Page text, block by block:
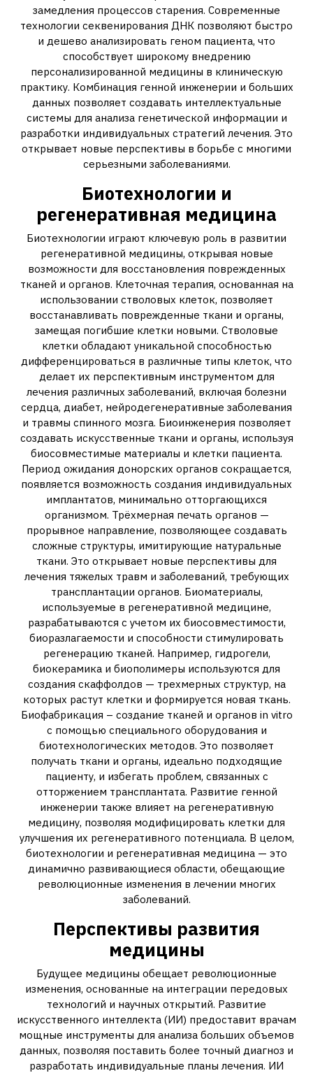
замедления процессов старения. Современные
технологии секвенирования ДНК позволяют быстро
и дешево анализировать геном пациента, что
способствует широкому внедрению
персонализированной медицины в клиническую
практику. Комбинация генной инженерии и больших
данных позволяет создавать интеллектуальные
системы для анализа генетической информации и
разработки индивидуальных стратегий лечения. Это
открывает новые перспективы в борьбе с многими
серьезными заболеваниями.
Биотехнологии и
регенеративная медицина
Биотехнологии играют ключевую роль в развитии
регенеративной медицины, открывая новые
возможности для восстановления поврежденных
тканей и органов. Клеточная терапия, основанная на
использовании стволовых клеток, позволяет
восстанавливать поврежденные ткани и органы,
замещая погибшие клетки новыми. Стволовые
клетки обладают уникальной способностью
дифференцироваться в различные типы клеток, что
делает их перспективным инструментом для
лечения различных заболеваний, включая болезни
сердца, диабет, нейродегенеративные заболевания
и травмы спинного мозга. Биоинженерия позволяет
создавать искусственные ткани и органы, используя
биосовместимые материалы и клетки пациента.
Период ожидания донорских органов сокращается,
появляется возможность создания индивидуальных
имплантатов, минимально отторгающихся
организмом. Трёхмерная печать органов —
прорывное направление, позволяющее создавать
сложные структуры, имитирующие натуральные
ткани. Это открывает новые перспективы для
лечения тяжелых травм и заболеваний, требующих
трансплантации органов. Биоматериалы,
используемые в регенеративной медицине,
разрабатываются с учетом их биосовместимости,
биоразлагаемости и способности стимулировать
регенерацию тканей. Например, гидрогели,
биокерамика и биополимеры используются для
создания скаффолдов — трехмерных структур, на
которых растут клетки и формируется новая ткань.
Биофабрикация – создание тканей и органов in vitro
с помощью специального оборудования и
биотехнологических методов. Это позволяет
получать ткани и органы, идеально подходящие
пациенту, и избегать проблем, связанных с
отторжением трансплантата. Развитие генной
инженерии также влияет на регенеративную
медицину, позволяя модифицировать клетки для
улучшения их регенеративного потенциала. В целом,
биотехнологии и регенеративная медицина — это
динамично развивающиеся области, обещающие
революционные изменения в лечении многих
заболеваний.
Перспективы развития
медицины
Будущее медицины обещает революционные
изменения, основанные на интеграции передовых
технологий и научных открытий. Развитие
искусственного интеллекта (ИИ) предоставит врачам
мощные инструменты для анализа больших объемов
данных, позволяя поставить более точный диагноз и
разработать индивидуальные планы лечения. ИИ